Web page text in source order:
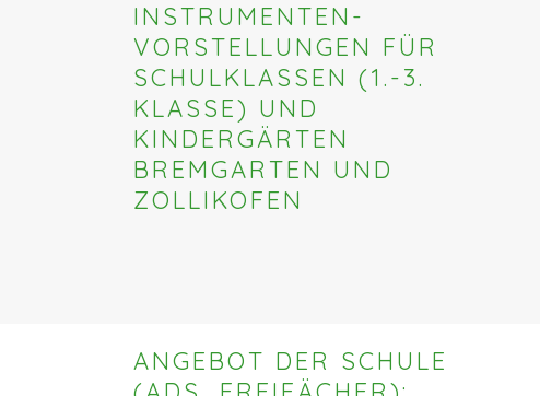
INSTRUMENTEN-
VORSTELLUNGEN FÜR
SCHULKLASSEN (1.-3.
KLASSE) UND
KINDERGÄRTEN
BREMGARTEN UND
ZOLLIKOFEN
ANGEBOT DER SCHULE